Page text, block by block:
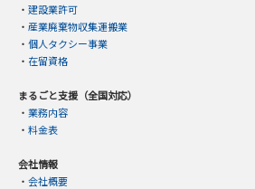
・ 建設業許可
・ 産業廃棄物収集運搬業
・ 個人タクシー事業
・ 在留資格
まるごと支援（全国対応）
・ 業務内容
・ 料金表
会社情報
・ 会社概要